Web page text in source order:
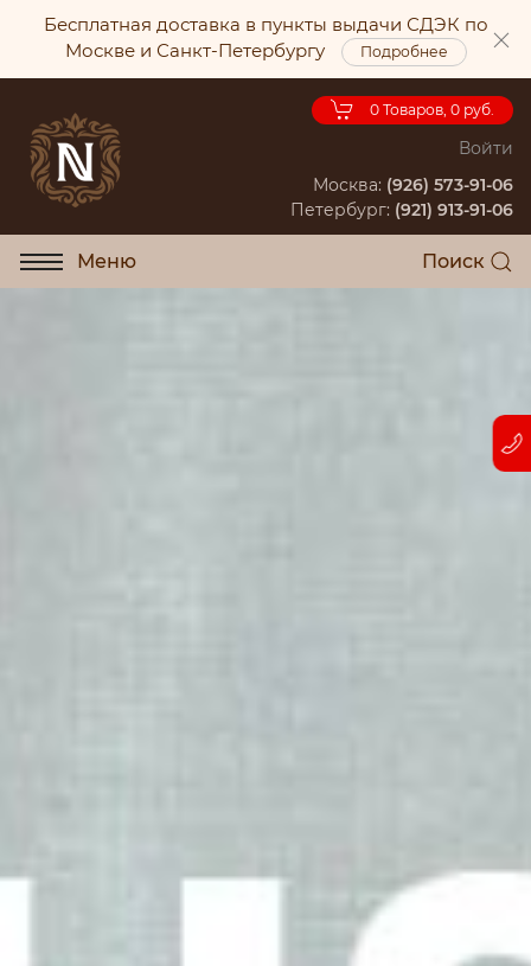
Бесплатная доставка в пункты выдачи СДЭК по
Москве и Санкт-Петербургу
Подробнее
0 Товаров, 0 руб.
Войти
Москва: (926) 573-91-06
Петербург: (921) 913-91-06
Поиск
Меню